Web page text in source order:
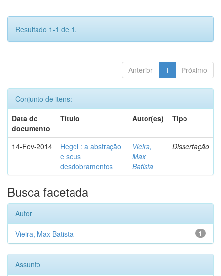
Resultado 1-1 de 1.
Anterior 1 Próximo
Conjunto de itens:
Data do
documento
Título Autor(es) Tipo
14-Fev-2014
Hegel : a abstração
e seus
desdobramentos
Vieira,
Max
Batista
Dissertação
Busca facetada
Autor
1
Vieira, Max Batista
Assunto